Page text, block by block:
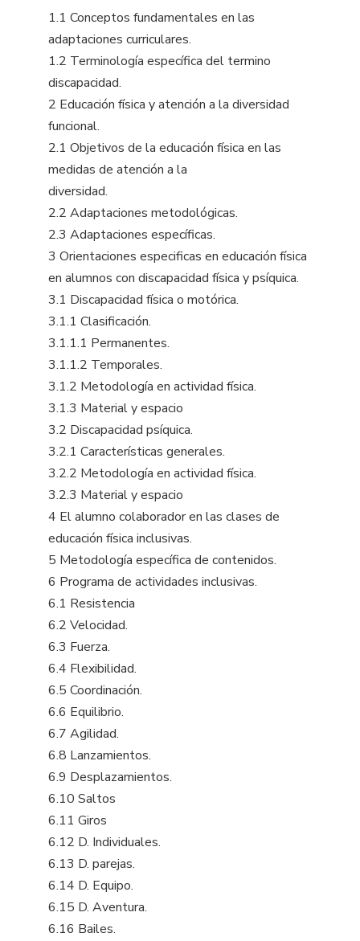
1.1 Conceptos fundamentales en las
adaptaciones curriculares.
1.2 Terminología específica del termino
discapacidad.
2 Educación física y atención a la diversidad
funcional.
2.1 Objetivos de la educación física en las
medidas de atención a la
diversidad.
2.2 Adaptaciones metodológicas.
2.3 Adaptaciones específicas.
3 Orientaciones especificas en educación física
en alumnos con discapacidad física y psíquica.
3.1 Discapacidad física o motórica.
3.1.1 Clasificación.
3.1.1.1 Permanentes.
3.1.1.2 Temporales.
3.1.2 Metodología en actividad física.
3.1.3 Material y espacio
3.2 Discapacidad psíquica.
3.2.1 Características generales.
3.2.2 Metodología en actividad física.
3.2.3 Material y espacio
4 El alumno colaborador en las clases de
educación física inclusivas.
5 Metodología específica de contenidos.
6 Programa de actividades inclusivas.
6.1 Resistencia
6.2 Velocidad.
6.3 Fuerza.
6.4 Flexibilidad.
6.5 Coordinación.
6.6 Equilibrio.
6.7 Agilidad.
6.8 Lanzamientos.
6.9 Desplazamientos.
6.10 Saltos
6.11 Giros
6.12 D. Individuales.
6.13 D. parejas.
6.14 D. Equipo.
6.15 D. Aventura.
6.16 Bailes.